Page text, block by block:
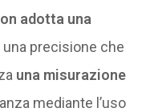
adotta una
precisione che
una misurazione
mediante l’uso